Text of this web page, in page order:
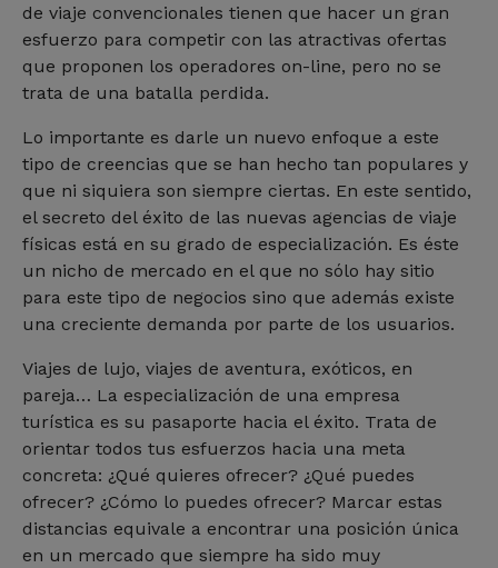
de viaje convencionales tienen que hacer un gran
esfuerzo para competir con las atractivas ofertas
que proponen los operadores on-line, pero no se
trata de una batalla perdida.
Lo importante es darle un nuevo enfoque a este
tipo de creencias que se han hecho tan populares y
que ni siquiera son siempre ciertas. En este sentido,
el secreto del éxito de las nuevas agencias de viaje
físicas está en su grado de especialización. Es éste
un nicho de mercado en el que no sólo hay sitio
para este tipo de negocios sino que además existe
una creciente demanda por parte de los usuarios.
Viajes de lujo, viajes de aventura, exóticos, en
pareja… La especialización de una empresa
turística es su pasaporte hacia el éxito. Trata de
orientar todos tus esfuerzos hacia una meta
concreta: ¿Qué quieres ofrecer? ¿Qué puedes
ofrecer? ¿Cómo lo puedes ofrecer? Marcar estas
distancias equivale a encontrar una posición única
en un mercado que siempre ha sido muy